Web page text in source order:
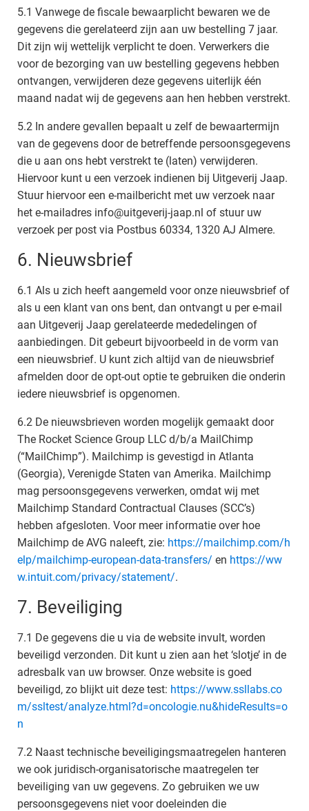
5.1 Vanwege de fiscale bewaarplicht bewaren we de
gegevens die gerelateerd zijn aan uw bestelling 7 jaar.
Dit zijn wij wettelijk verplicht te doen. Verwerkers die
voor de bezorging van uw bestelling gegevens hebben
ontvangen, verwijderen deze gegevens uiterlijk één
maand nadat wij de gegevens aan hen hebben verstrekt.
5.2 In andere gevallen bepaalt u zelf de bewaartermijn
van de gegevens door de betreffende persoonsgegevens
die u aan ons hebt verstrekt te (laten) verwijderen.
Hiervoor kunt u een verzoek indienen bij Uitgeverij Jaap.
Stuur hiervoor een e-mailbericht met uw verzoek naar
het e-mailadres info@uitgeverij-jaap.nl of stuur uw
verzoek per post via Postbus 60334, 1320 AJ Almere.
6. Nieuwsbrief
6.1 Als u zich heeft aangemeld voor onze nieuwsbrief of
als u een klant van ons bent, dan ontvangt u per e-mail
aan Uitgeverij Jaap gerelateerde mededelingen of
aanbiedingen. Dit gebeurt bijvoorbeeld in de vorm van
een nieuwsbrief. U kunt zich altijd van de nieuwsbrief
afmelden door de opt-out optie te gebruiken die onderin
iedere nieuwsbrief is opgenomen.
6.2 De nieuwsbrieven worden mogelijk gemaakt door
The Rocket Science Group LLC d/b/a MailChimp
(“MailChimp”). Mailchimp is gevestigd in Atlanta
(Georgia), Verenigde Staten van Amerika. Mailchimp
mag persoonsgegevens verwerken, omdat wij met
Mailchimp Standard Contractual Clauses (SCC’s)
hebben afgesloten. Voor meer informatie over hoe
Mailchimp de AVG naleeft, zie: https://mailchimp.com/h
elp/mailchimp-european-data-transfers/ en https://ww
w.intuit.com/privacy/statement/.
7. Beveiliging
7.1 De gegevens die u via de website invult, worden
beveiligd verzonden. Dit kunt u zien aan het ‘slotje’ in de
adresbalk van uw browser. Onze website is goed
beveiligd, zo blijkt uit deze test: https://www.ssllabs.co
m/ssltest/analyze.html?d=oncologie.nu&hideResults=o
n
7.2 Naast technische beveiligingsmaatregelen hanteren
we ook juridisch-organisatorische maatregelen ter
beveiliging van uw gegevens. Zo gebruiken we uw
persoonsgegevens niet voor doeleinden die